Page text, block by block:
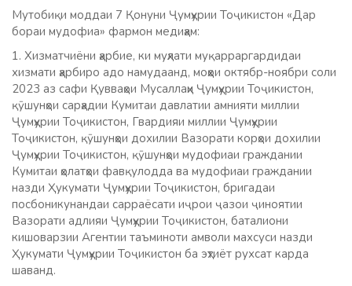
Мутобиқи моддаи 7 Қонуни Ҷумҳурии Тоҷикистон «Дар
бораи мудофиа» фармон медиҳам:
1. Хизматчиёни ҳарбие, ки муҳлати муқарраргардидаи
хизмати ҳарбиро адо намудаанд, моҳҳои октябр-ноябри соли
2023 аз сафи Қувваҳои Мусаллаҳи Ҷумҳурии Тоҷикистон,
қӯшунҳои сарҳадии Кумитаи давлатии амнияти миллии
Ҷумҳурии Тоҷикистон, Гвардияи миллии Ҷумҳурии
Тоҷикистон, қӯшунҳои дохилии Вазорати корҳои дохилии
Ҷумҳурии Тоҷикистон, қӯшунҳои мудофиаи граждании
Кумитаи ҳолатҳои фавқулодда ва мудофиаи граждании
назди Ҳукумати Ҷумҳурии Тоҷикистон, бригадаи
посбоникунандаи сарраёсати иҷрои ҷазои ҷиноятии
Вазорати адлияи Ҷумҳурии Тоҷикистон, баталиони
кишоварзии Агентии таъминоти амволи махсуси назди
Ҳукумати Ҷумҳурии Тоҷикистон ба эҳтиёт рухсат карда
шаванд.